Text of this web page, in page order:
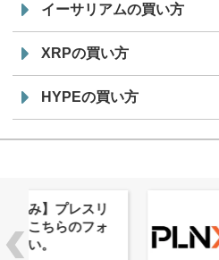
イーサリアムの買い方
XRPの買い方
HYPEの買い方
株式会社
ーバルWeb3
「